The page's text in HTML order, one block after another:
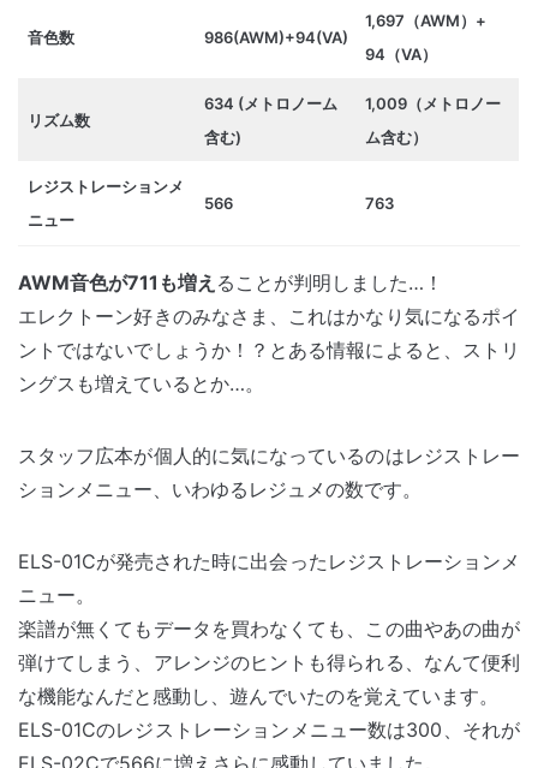
音色数 986(AWM)+94(VA)
1,697（AWM）+
94（VA）
リズム数
634 (メトロノーム
含む)
1,009（メトロノー
ム含む）
レジストレーションメ
ニュー
566 763
AWM音色が711も増え ることが判明しました…！
エレクトーン好きのみなさま、これはかなり気になるポイ
ントではないでしょうか！？とある情報によると、ストリ
ングスも増えているとか…。
スタッフ広本が個人的に気になっているのはレジストレー
ションメニュー、いわゆるレジュメの数です。
ELS-01Cが発売された時に出会ったレジストレーションメ
ニュー。
楽譜が無くてもデータを買わなくても、この曲やあの曲が
弾けてしまう、アレンジのヒントも得られる、なんて便利
な機能なんだと感動し、遊んでいたのを覚えています。
ELS-01Cのレジストレーションメニュー数は300、それが